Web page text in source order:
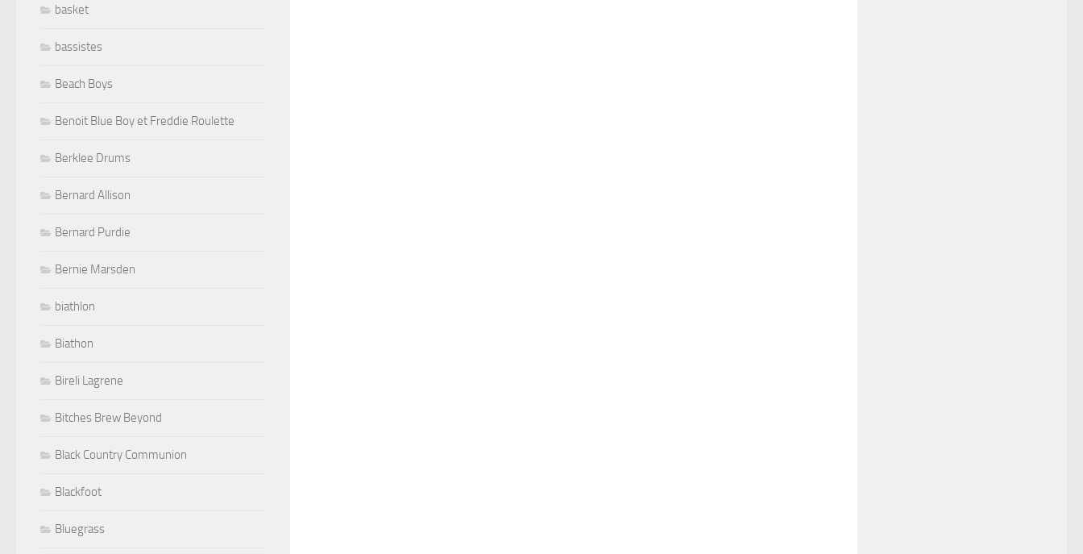
basket
bassistes
Beach Boys
Benoit Blue Boy et Freddie Roulette
Berklee Drums
Bernard Allison
Bernard Purdie
Bernie Marsden
biathlon
Biathon
Bireli Lagrene
Bitches Brew Beyond
Black Country Communion
Blackfoot
Bluegrass